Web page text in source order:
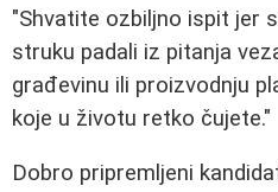
"Shvatite ozbiljno ispit jer
struku padali iz pitanja
građevinu ili proizvodnju
koje u životu retko čujete."
Dobro pripremljeni